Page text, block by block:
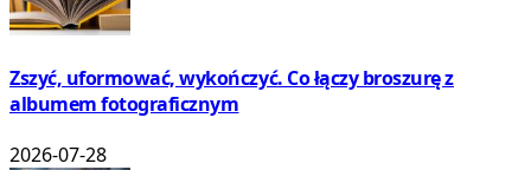
Zszyć, uformować, wykończyć. Co łączy broszurę z
albumem fotograficznym
2026-07-28